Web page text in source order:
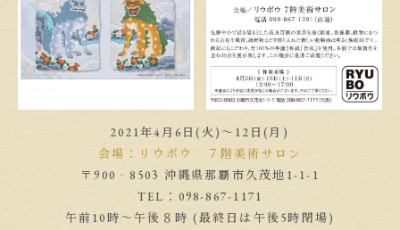
2021年4月6日(火)～12日(月)
会場：リウボウ ７階美術サロン
〒900‐8503 沖縄県那覇市久茂地1-1-1
TEL：098-867-1171
午前10時～午後８時 (最終日は午後5時閉場)